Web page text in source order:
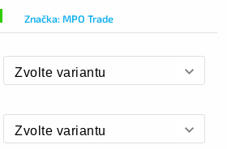
Značka:MPO Trade